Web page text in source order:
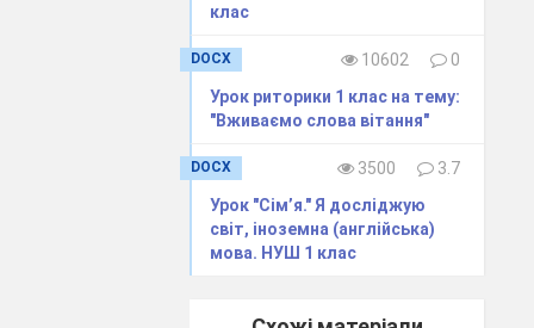
клас
DOCX 10602
0
Урок риторики 1 клас на тему:
"Вживаємо слова вітання"
DOCX 3500
3.7
Урок "Сім’я." Я досліджую
світ, іноземна (англійська)
мова. НУШ 1 клас